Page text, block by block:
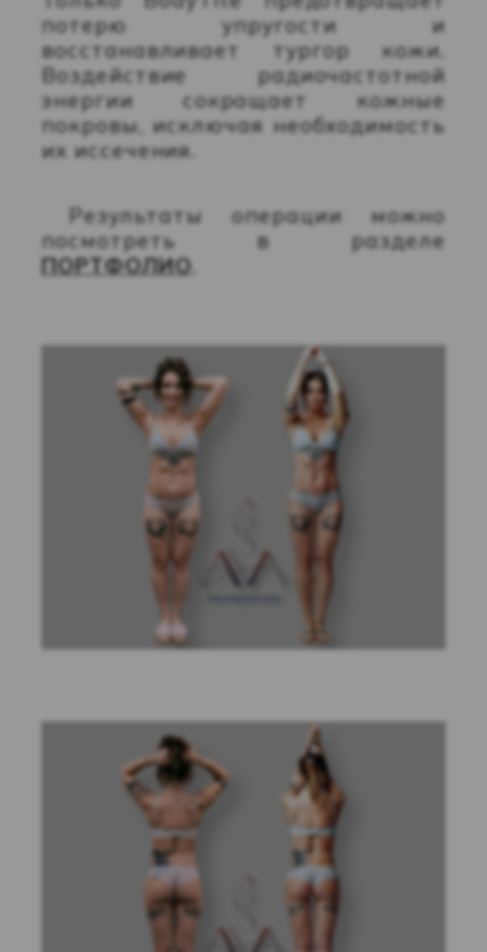
потерю упругости и
восстанавливает тургор кожи.
Воздействие радиочастотной
энергии сокращает кожные
покровы, исключая необходимость
их иссечения.
Результаты операции можно
посмотреть в разделе
ПОРТФОЛИО.